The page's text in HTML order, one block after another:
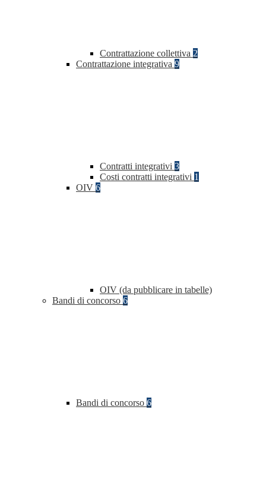
Contrattazione collettiva 2
Contrattazione integrativa 9
Contratti integrativi 3
Costi contratti integrativi 1
OIV 6
OIV (da pubblicare in tabelle)
Bandi di concorso 6
Bandi di concorso 6